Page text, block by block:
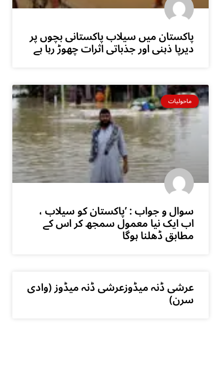
پاکستان میں سیلاب پاکستانی بچوں پر
دیرپا ذہنی اور جذباتی اثرات چھوڑ رہا ہے
ماحولیات
سوال و جواب : ’پاکستان کو سیلاب ،
اب ایک نیا معمول سمجھ کر اس کے
مطابق ڈھلنا ہوگا
عرشی ڈنہ میڈوزعرشی ڈنہ میڈوز (وادی
سرن)